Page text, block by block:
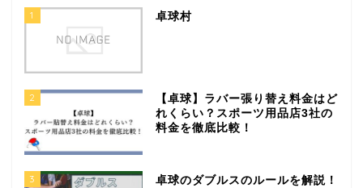
1 卓球村
2
【卓球】ラバー張り替え料金はど
れくらい？スポーツ用品店3社の
料金を徹底比較！
3
卓球のダブルスのルールを解説！